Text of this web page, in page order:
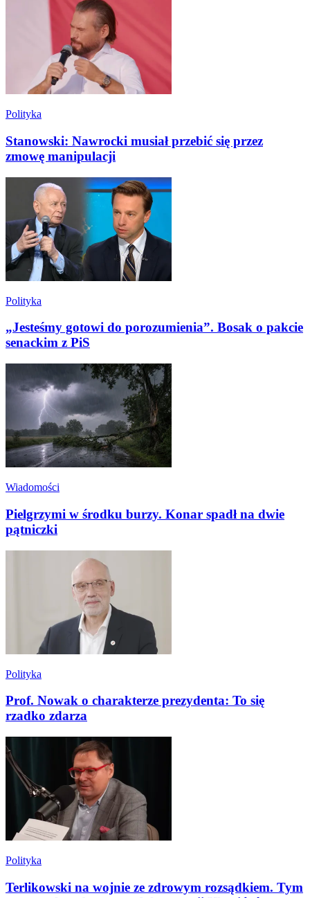
Polityka
Stanowski: Nawrocki musiał przebić się przez
zmowę manipulacji
Polityka
„Jesteśmy gotowi do porozumienia”. Bosak o pakcie
senackim z PiS
Wiadomości
Pielgrzymi w środku burzy. Konar spadł na dwie
pątniczki
Polityka
Prof. Nowak o charakterze prezydenta: To się
rzadko zdarza
Polityka
Terlikowski na wojnie ze zdrowym rozsądkiem. Tym